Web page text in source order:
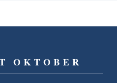
OKTOBER